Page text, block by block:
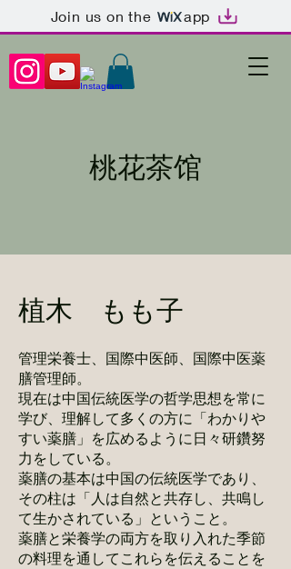
Join us on the app
桃花茶馆
​​植木 もも子
管理栄養士、国際中医師、国際中医薬
膳管理師。
現在は中国伝統医学の哲学思想を常に
学び、理解して多くの方に「わかりや
すい薬膳」を広めるように日々研鑽努
力をしている。
薬膳の基本は中国の伝統医学であり、
その柱は「人は自然と共存し、共鳴し
て生かされている」ということ。
薬膳と栄養学の両方を取り入れた季節
の料理を通してこれらを伝えることを